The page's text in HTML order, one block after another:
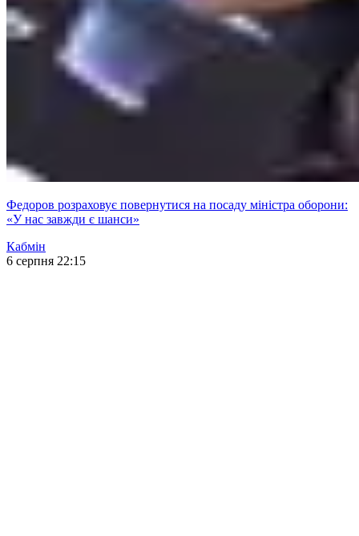
Федоров розраховує повернутися на посаду міністра оборони:
«У нас завжди є шанси»
Кабмін
6 серпня 22:15